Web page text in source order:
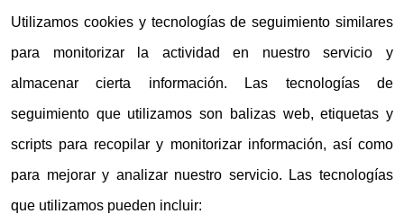
Utilizamos cookies y tecnologías de seguimiento similares
para monitorizar la actividad en nuestro servicio y
almacenar cierta información. Las tecnologías de
seguimiento que utilizamos son balizas web, etiquetas y
scripts para recopilar y monitorizar información, así como
para mejorar y analizar nuestro servicio. Las tecnologías
que utilizamos pueden incluir: